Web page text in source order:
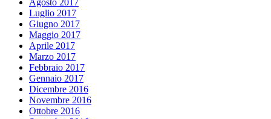
Agosto 2017
Luglio 2017
Giugno 2017
Maggio 2017
Aprile 2017
Marzo 2017
Febbraio 2017
Gennaio 2017
Dicembre 2016
Novembre 2016
Ottobre 2016